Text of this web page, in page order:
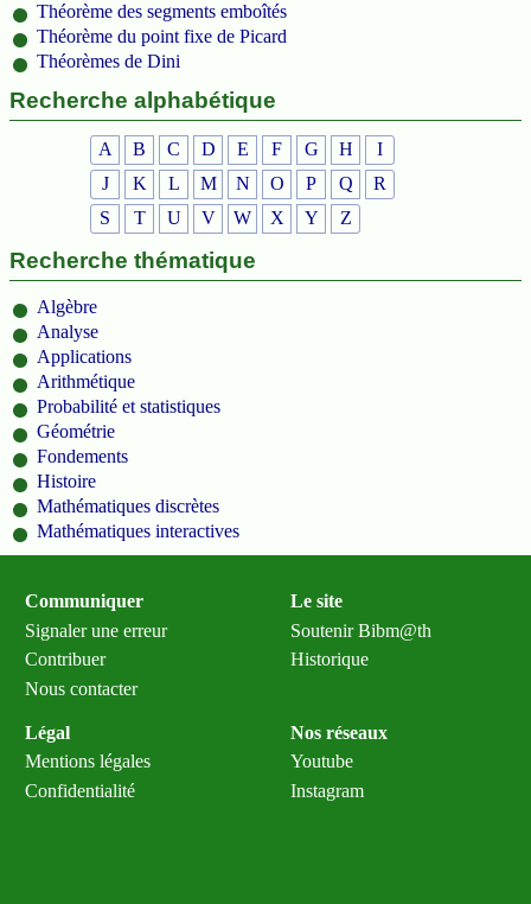
Théorème des segments emboîtés
Théorème du point fixe de Picard
Théorèmes de Dini
Recherche alphabétique
A B C D E F G H
I
J
K L M N O P Q
R
S
T U V W X Y Z
Recherche thématique
Algèbre
Analyse
Applications
Arithmétique
Probabilité et statistiques
Géométrie
Fondements
Histoire
Mathématiques discrètes
Mathématiques interactives
Communiquer
Signaler une erreur
Contribuer
Nous contacter
Le site
Soutenir Bibm@th
Historique
Légal
Mentions légales
Confidentialité
Nos réseaux
Youtube
Instagram